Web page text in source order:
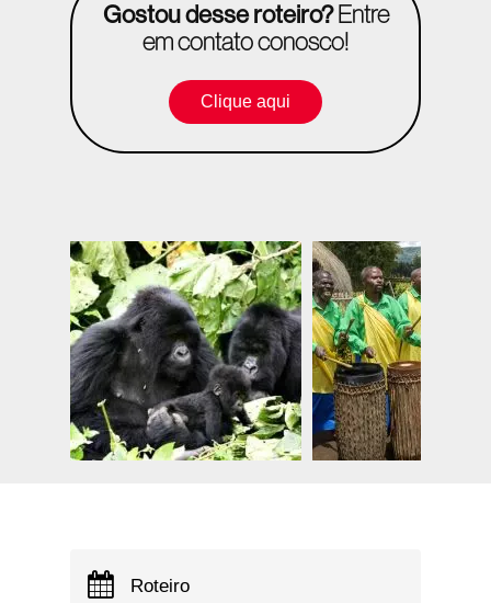
Gostou desse roteiro?Entre
em contato conosco!
Clique aqui
Roteiro